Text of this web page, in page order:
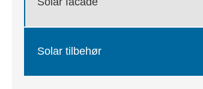
Solar tilbehør